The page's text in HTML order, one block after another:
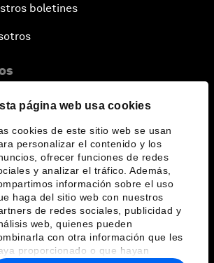
página web usa cookies
cookies de este sitio web se usan
personalizar el contenido y los
ofrecer funciones de redes
y analizar el tráfico. Además,
información sobre el uso
haga del sitio web con nuestros
de redes sociales, publicidad y
web, quienes pueden
con otra información que les
proporcionado o que hayan
boletines
el Foro
idiomas